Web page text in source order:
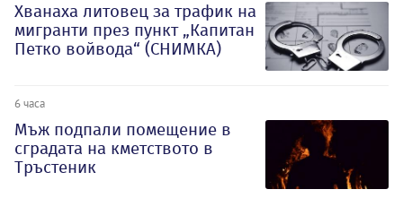
Хванаха литовец за трафик на
мигранти през пункт „Капитан
Петко войвода“ (СНИМКА)
6 часа
Мъж подпали помещение в
сградата на кметството в
Тръстеник